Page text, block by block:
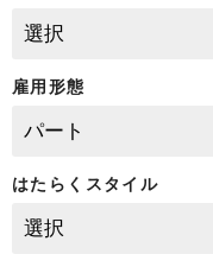
雇用形態
はたらくスタイル